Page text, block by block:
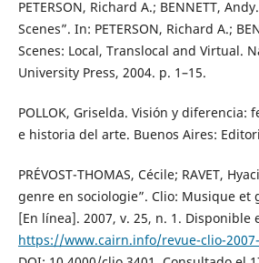
PETERSON, Richard A.; BENNETT,
Scenes”. In: PETERSON, Richard A.;
Scenes: Local, Translocal and Virtual.
University Press, 2004. p. 1–15.
POLLOK, Griselda. Visión y diferencia:
e historia del arte. Buenos Aires:
PRÉVOST-THOMAS, Cécile; RAVET,
genre en sociologie”. Clio: Musique et
[En línea]. 2007, v. 25, n. 1. Disponible
https://www.cairn.info/revue-clio-